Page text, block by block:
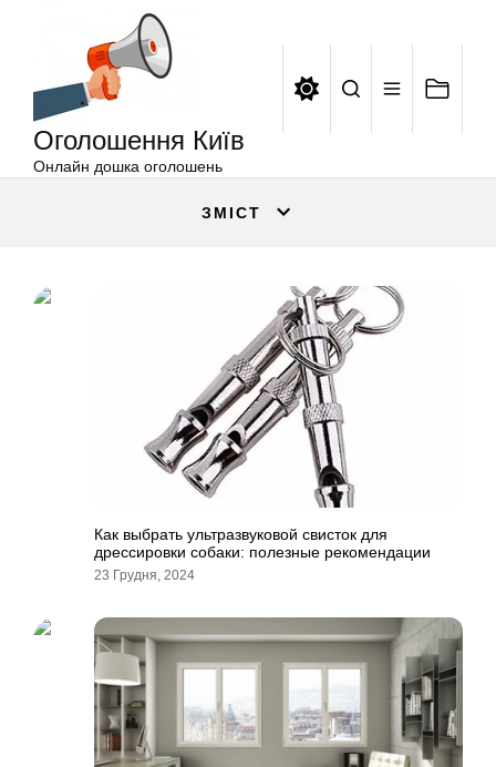
Оголошення Київ
Онлайн дошка оголошень
ЗМІСТ
Как выбрать ультразвуковой свисток для
дрессировки собаки: полезные рекомендации
23 Грудня, 2024